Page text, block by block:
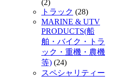
(2)
トラック (28)
MARINE & UTV
PRODUCTS(船
舶・バイク・トラ
ック・重機・農機
等) (24)
スペシャリティー